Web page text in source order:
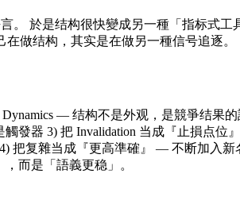
。 於是结构很快變成另一種「指标式
做结构，其实是在做另一種信号追逐。
— 结构不是外观，是競爭结果
發器 3) 把 Invalidation 当成『止損点位
把复雜当成『更高準確』 — 不断加入
而是「語義更稳」。